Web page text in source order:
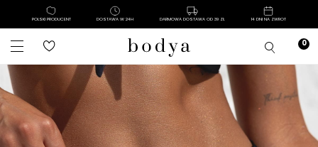
POLSKI PRODUCENT DOSTAWA W 24H DARMOWA DOSTAWA OD 39 ZŁ 14 DNI NA ZWROT